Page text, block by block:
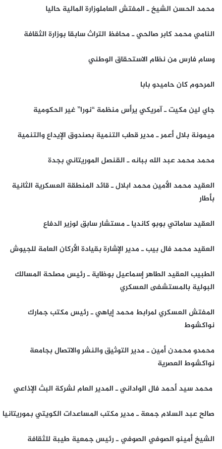
محمد الحسن الشيخ ـ المفتش العاملوزارة المالية حاليا
النامي محمد كابر صالحي ـ محافظ التراث سابقا بوزارة الثقافة
وسام فارس من نظام الاستحقاق الوطني
المرحوم كان حاميدو بابا
جاي لين مكيت ـ آمريكي يرأس منظمة “نورا” غير الحكومية
ميمونة بلال أعمر ـ مدير قطب التنمية بصندوق الإيداع والتنمية
محمد محمد عبد الله ببانه ـ القنصل الموريتاني بجدة
العقيد محمد الأمين محمد ابلال ـ قائد المنطقة العسكرية الثانية
بأطار
العقيد ساماتي بوبو كانديا ـ مستشار سابق لوزير الدفاع
العقيد محمد فال بيب ـ مدير الإشارة بقيادة الأركان العامة للجيوش
الطبيب العقيد الطاهر إسماعيل بوظاية ـ رئيس مصلحة المسالك
البولية بالمستشفى العسكري
المفتش العسكري لمرابط محمد إياهي ـ رئيس مكتب جمارك
نواكشوط
محمدو محمدن أمين ـ مدير التوثيق والنشر والاتصال بجامعة
نواكشوط العصرية
محمد سيد أحمد فال الواداني ـ المدير العام لشركة البث الإذاعي
صالح عبد السلام جمعة ـ مدير مكتب المساعدات الكويتي بموريتانيا
الشيخ أمينو الصوفي الصوفي ـ رئيس جمعية طيبة للثقافة